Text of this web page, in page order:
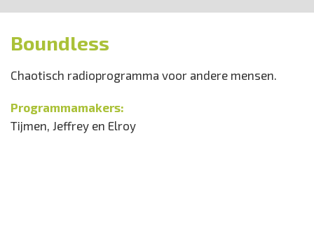
Boundless
Chaotisch radioprogramma voor andere mensen.
Programmamakers:
Tijmen, Jeffrey en Elroy